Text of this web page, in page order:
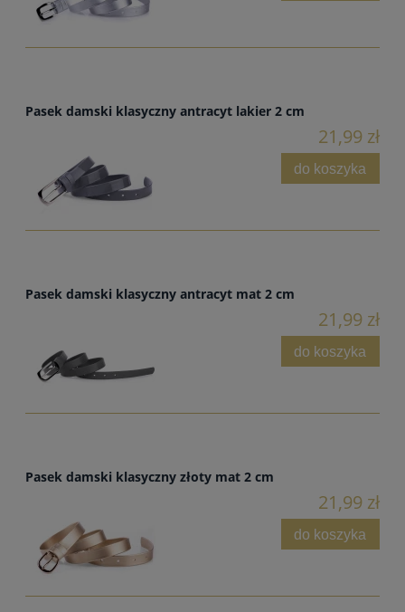
Pasek damski klasyczny antracyt lakier 2 cm
21,99 zł
do koszyka
Pasek damski klasyczny antracyt mat 2 cm
21,99 zł
do koszyka
Pasek damski klasyczny złoty mat 2 cm
21,99 zł
do koszyka